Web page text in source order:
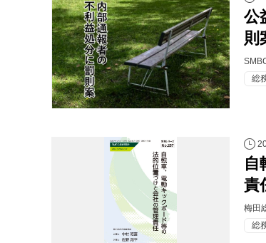
公
則
総
自
責
梅田
総